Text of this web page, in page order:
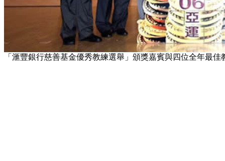
「滙豐銀行慈善基金優秀教練選舉」頒獎嘉賓與四位全年最